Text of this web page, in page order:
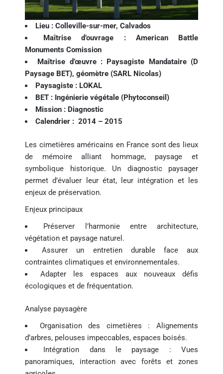
Lieu : Colleville-sur-mer, Calvados
Maîtrise d’ouvrage : American Battle
Monuments Comission
Maîtrise d’œuvre :
Paysagiste Mandataire (D
Paysage BET), géomètre (SARL Nicolas)
Paysagiste : LOKAL
BET : Ingénierie végétale (Phytoconseil)
Mission : Diagnostic
Calendrier : 2014 – 2015
Les cimetières américains en France sont des lieux
de mémoire alliant hommage, paysage et
symbolique historique. Un diagnostic paysager
permet d’évaluer leur état, leur intégration et les
enjeux de préservation.
Enjeux principaux
Préserver l’harmonie entre architecture,
végétation et paysage naturel.
Assurer un entretien durable face aux
contraintes climatiques et environnementales.
Adapter les espaces aux nouveaux défis
écologiques et de fréquentation.
Analyse paysagère
Organisation des cimetières : Alignements
d’arbres, pelouses impeccables, espaces boisés.
Intégration dans le paysage : Vues
panoramiques, interaction avec forêts et zones